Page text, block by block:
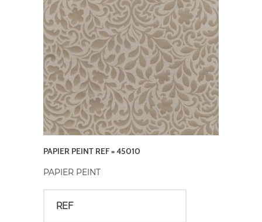
PAPIER PEINT REF = 45010
PAPIER PEINT
REF